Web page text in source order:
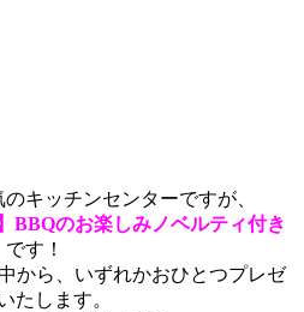
キッチンセンターですが、
BBQのお楽しみノベルティ付き
です！
から、いずれかおひとつプレゼ
たします。